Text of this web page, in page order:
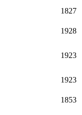
1827
1928
1923
1923
1853